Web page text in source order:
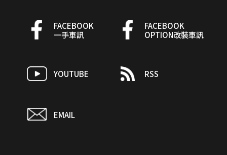
FACEBOOK
一手車訊
FACEBOOK
OPTION改裝車訊
YOUTUBE RSS
EMAIL